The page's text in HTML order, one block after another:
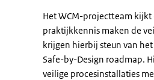
Het WCM-projectteam
praktijkkennis maken de
krijgen hierbij steun van
Safe-by-Design roadmap.
veilige procesinstallaties